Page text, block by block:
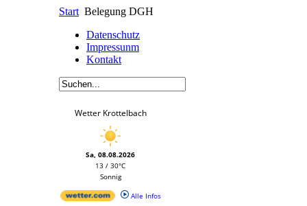
Start Belegung DGH
Datenschutz
Impressunm
Kontakt
Wetter Krottelbach
Sa, 08.08.2026
13 / 30°C
Sonnig
Alle Infos